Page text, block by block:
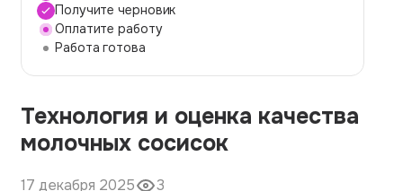
Темы работ
О сервисе
О компании
Наши гарантии
Контакты
Получите черновик
Оплатите работу
Работа готова
Технология и оценка качества
молочных сосисок
17 декабря 2025 3